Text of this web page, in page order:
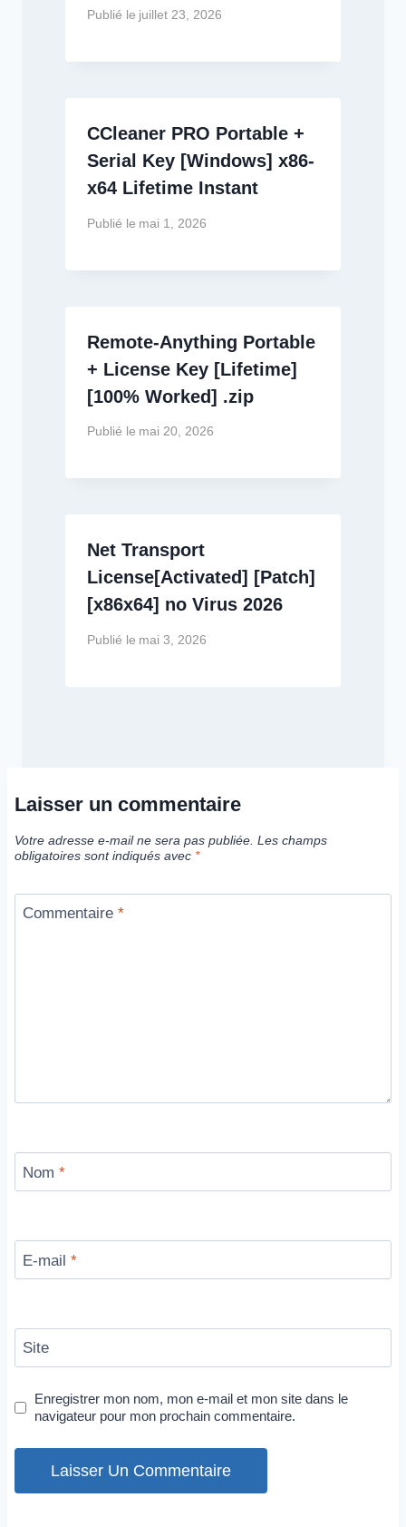
Publié le juillet 23, 2026
CCleaner PRO Portable +
Serial Key [Windows] x86-
x64 Lifetime Instant
Publié le mai 1, 2026
Remote-Anything Portable
+ License Key [Lifetime]
[100% Worked] .zip
Publié le mai 20, 2026
Net Transport
License[Activated] [Patch]
[x86x64] no Virus 2026
Publié le mai 3, 2026
Laisser un commentaire
Votre adresse e-mail ne sera pas publiée. Les champs
obligatoires sont indiqués avec *
Commentaire *
Nom *
E-mail *
Site
Enregistrer mon nom, mon e-mail et mon site dans le
navigateur pour mon prochain commentaire.